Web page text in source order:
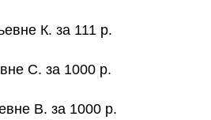
К. за 111 р.
С. за 1000 р.
В. за 1000 р.